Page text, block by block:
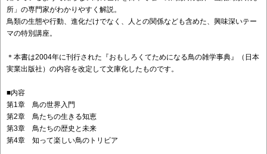
所」の専門家がわかりやすく解説。
鳥類の生態や行動、進化だけでなく、人との関係なども含めた、興味深いテー
マの特別講座。
＊本書は2004年に刊行された『おもしろくてためになる鳥の雑学事典』（日本
実業出版社）の内容を改定して文庫化したものです。
■内容
第1章 鳥の世界入門
第2章 鳥たちの生きる知恵
第3章 鳥たちの歴史と未来
第4章 知って楽しい鳥のトリビア